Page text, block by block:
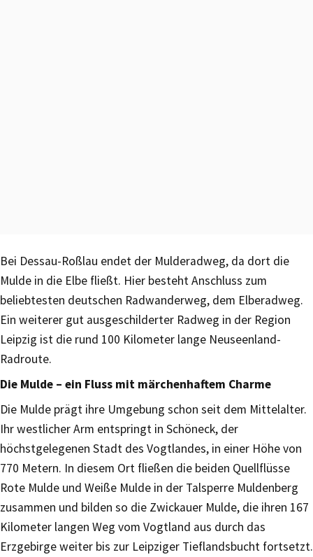
Bei Dessau-Roßlau endet der Mulderadweg, da dort die
Mulde in die Elbe fließt. Hier besteht Anschluss zum
beliebtesten deutschen Radwanderweg, dem Elberadweg.
Ein weiterer gut ausgeschilderter Radweg in der Region
Leipzig ist die rund 100 Kilometer lange Neuseenland-
Radroute.
Die Mulde – ein Fluss mit märchenhaftem Charme
Die Mulde prägt ihre Umgebung schon seit dem Mittelalter.
Ihr westlicher Arm entspringt in Schöneck, der
höchstgelegenen Stadt des Vogtlandes, in einer Höhe von
770 Metern. In diesem Ort fließen die beiden Quellflüsse
Rote Mulde und Weiße Mulde in der Talsperre Muldenberg
zusammen und bilden so die Zwickauer Mulde, die ihren 167
Kilometer langen Weg vom Vogtland aus durch das
Erzgebirge weiter bis zur Leipziger Tieflandsbucht fortsetzt.